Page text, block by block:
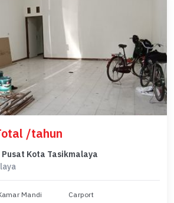
/tahun
Pusat Kota Tasikmalaya
Mandi Carport